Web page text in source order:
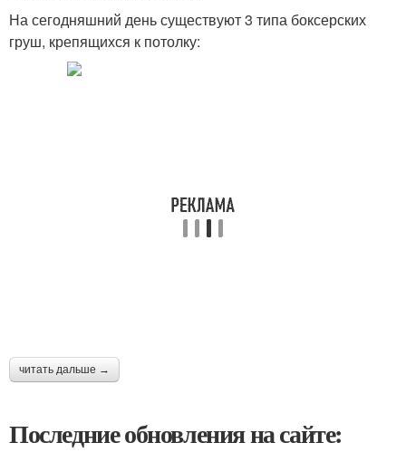
На сегодняшний день существуют 3 типа боксерских
груш, крепящихся к потолку:
читать дальше →
Последние обновления на сайте: